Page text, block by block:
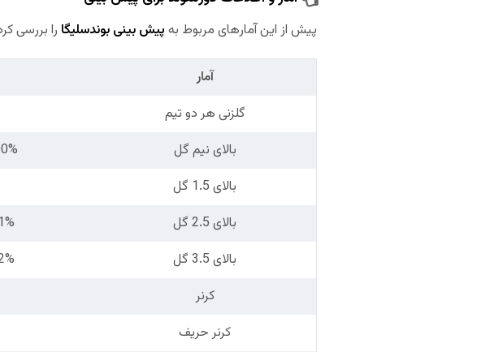
پیش از این آمارهای مربوط به پیش بینی بوندسلیگا را بررسی
آمار
گلزنی هر دو تیم
بالای نیم گل
100%
بالای 1.5 گل
بالای 2.5 گل
91%
بالای 3.5 گل
82%
کرنر
کرنر حریف